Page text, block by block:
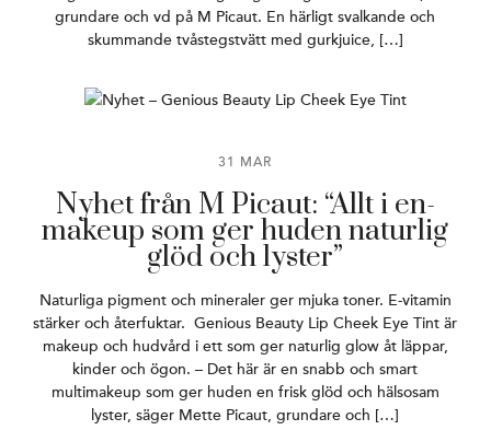
grundare och vd på M Picaut. En härligt svalkande och
skummande tvåstegstvätt med gurkjuice, […]
31 MAR
Nyhet från M Picaut: “Allt i en-
makeup som ger huden naturlig
glöd och lyster”
Naturliga pigment och mineraler ger mjuka toner. E-vitamin
stärker och återfuktar. Genious Beauty Lip Cheek Eye Tint är
makeup och hudvård i ett som ger naturlig glow åt läppar,
kinder och ögon. – Det här är en snabb och smart
multimakeup som ger huden en frisk glöd och hälsosam
lyster, säger Mette Picaut, grundare och […]